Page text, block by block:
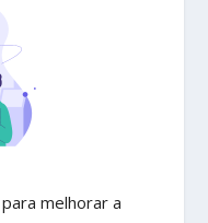
melhorar a